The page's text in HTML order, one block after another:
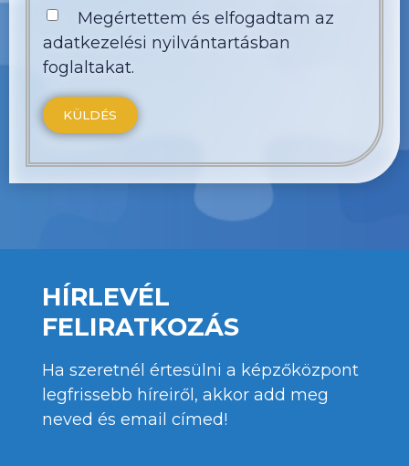
Megértettem és elfogadtam az
adatkezelési nyilvántartásban
foglaltakat.
HÍRLEVÉL
FELIRATKOZÁS
Ha szeretnél értesülni a képzőközpont
legfrissebb híreiről, akkor add meg
neved és email címed!